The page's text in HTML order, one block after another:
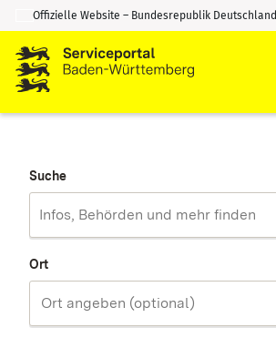
Zum Inhalt springen
Zur Suche springen
Offizielle Website – Bundesrepublik Deutschland
Suche
Ort